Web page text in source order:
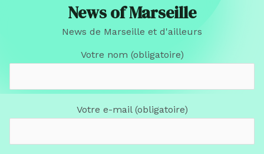
News of Marseille
News de Marseille et d'ailleurs
Votre nom (obligatoire)
Votre e-mail (obligatoire)